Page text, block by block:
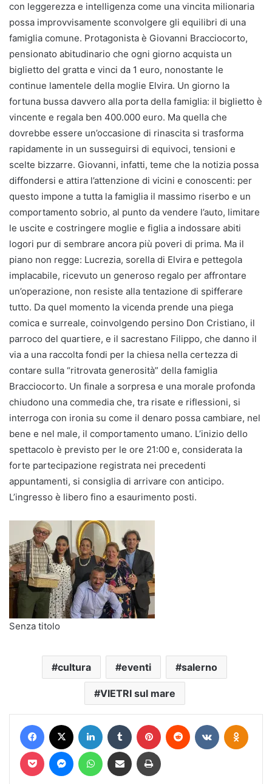
con leggerezza e intelligenza come una vincita milionaria
possa improvvisamente sconvolgere gli equilibri di una
famiglia comune. Protagonista è Giovanni Bracciocorto,
pensionato abitudinario che ogni giorno acquista un
biglietto del gratta e vinci da 1 euro, nonostante le
continue lamentele della moglie Elvira. Un giorno la
fortuna bussa davvero alla porta della famiglia: il biglietto è
vincente e regala ben 400.000 euro. Ma quella che
dovrebbe essere un’occasione di rinascita si trasforma
rapidamente in un susseguirsi di equivoci, tensioni e
scelte bizzarre. Giovanni, infatti, teme che la notizia possa
diffondersi e attira l’attenzione di vicini e conoscenti: per
questo impone a tutta la famiglia il massimo riserbo e un
comportamento sobrio, al punto da vendere l’auto, limitare
le uscite e costringere moglie e figlia a indossare abiti
logori pur di sembrare ancora più poveri di prima. Ma il
piano non regge: Lucrezia, sorella di Elvira e pettegola
implacabile, ricevuto un generoso regalo per affrontare
un’operazione, non resiste alla tentazione di spifferare
tutto. Da quel momento la vicenda prende una piega
comica e surreale, coinvolgendo persino Don Cristiano, il
parroco del quartiere, e il sacrestano Filippo, che danno il
via a una raccolta fondi per la chiesa nella certezza di
contare sulla “ritrovata generosità” della famiglia
Bracciocorto. Un finale a sorpresa e una morale profonda
chiudono una commedia che, tra risate e riflessioni, si
interroga con ironia su come il denaro possa cambiare, nel
bene e nel male, il comportamento umano. L’inizio dello
spettacolo è previsto per le ore 21:00 e, considerata la
forte partecipazione registrata nei precedenti
appuntamenti, si consiglia di arrivare con anticipo.
L’ingresso è libero fino a esaurimento posti.
Senza titolo
cultura eventi salerno
VIETRI sul mare
Facebook LinkedIn Tumblr Pinterest Reddit VKontakte
Pocket MessengerWhatsAppCondividi via mail Stampa